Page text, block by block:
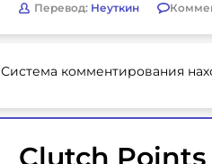
Перевод: Неуткин
Система комментирования
Clutch Points